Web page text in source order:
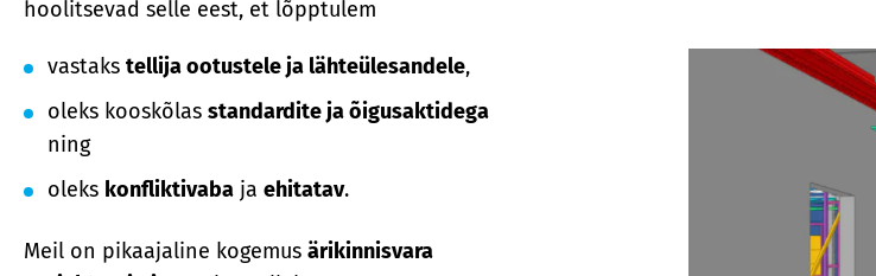
hoolitsevad selle eest, et lõpptulem
vastaks tellija ootustele ja lähteülesandele,
oleks kooskõlas standardite ja õigusaktidega
ning
oleks konfliktivaba ja ehitatav.
Meil on pikaajaline kogemus ärikinnisvara